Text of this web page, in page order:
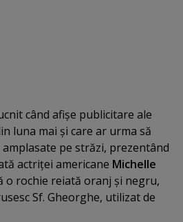
când afişe publicitare ale
luna mai şi care ar urma să
pe străzi, prezentând
actriţei americane Michelle
o rochie reiată oranj şi negru,
Sf. Gheorghe, utilizat de